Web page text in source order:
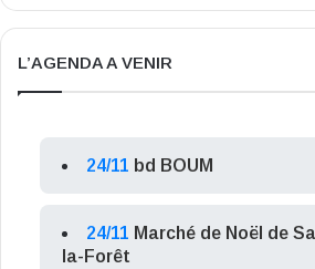
L’AGENDA A VENIR
24/11 bd BOUM
24/11 Marché de Noël de
la-Forêt